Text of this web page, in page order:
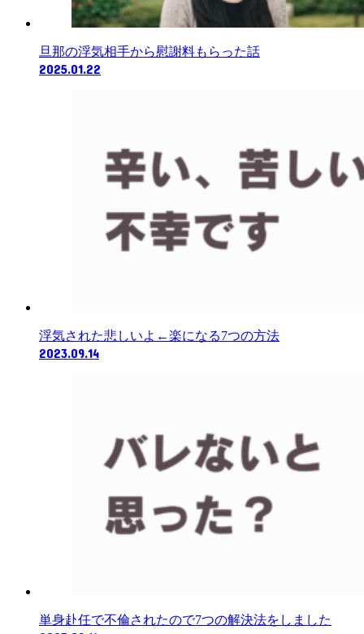
旦那の浮気相手から慰謝料もらった話
2025.01.22
浮気された悲しいよ←楽になる7つの方法
2023.09.14
単身赴任で不倫されたので7つの解決法をしました